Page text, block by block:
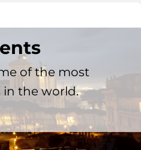
of the most
in the world.